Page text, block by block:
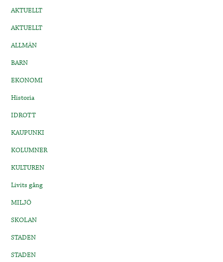
AKTUELLT
AKTUELLT
ALLMÄN
BARN
EKONOMI
Historia
IDROTT
KAUPUNKI
KOLUMNER
KULTUREN
Livits gång
MILJÖ
SKOLAN
STADEN
STADEN